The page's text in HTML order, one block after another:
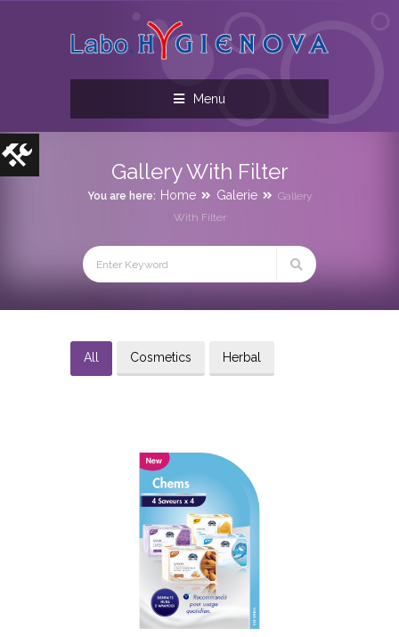
Menu
Gallery With Filter
You are here: Home Galerie
Gallery
With Filter
All Cosmetics Herbal